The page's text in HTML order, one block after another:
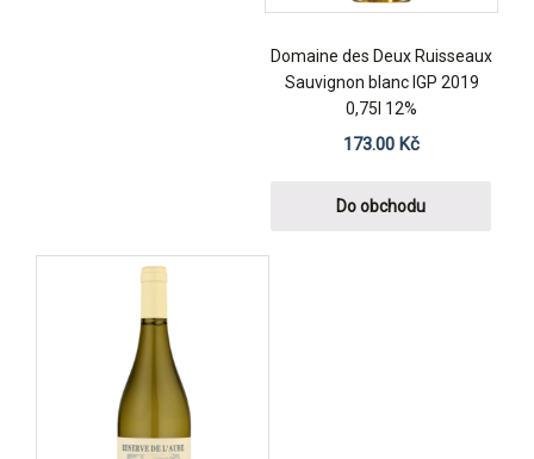
Domaine des Deux Ruisseaux
Sauvignon blanc IGP 2019
0,75l 12%
173.00 Kč
Do obchodu